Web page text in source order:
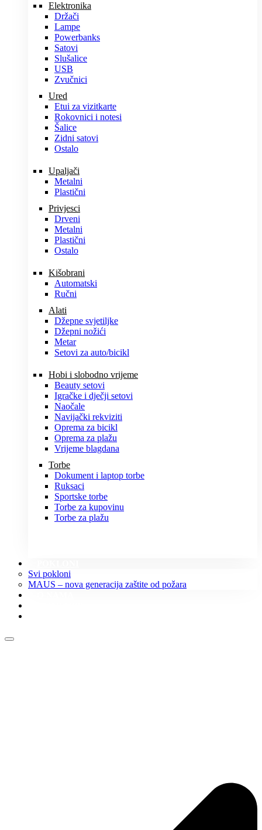
Elektronika
Držači
Lampe
Powerbanks
Satovi
Slušalice
USB
Zvučnici
Ured
Etui za vizitkarte
Rokovnici i notesi
Šalice
Zidni satovi
Ostalo
Upaljači
Metalni
Plastični
Privjesci
Drveni
Metalni
Plastični
Ostalo
Kišobrani
Automatski
Ručni
Alati
Džepne svjetiljke
Džepni nožići
Metar
Setovi za auto/bicikl
Hobi i slobodno vrijeme
Beauty setovi
Igračke i dječji setovi
Naočale
Navijački rekviziti
Oprema za bicikl
Oprema za plažu
Vrijeme blagdana
Torbe
Dokument i laptop torbe
Ruksaci
Sportske torbe
Torbe za kupovinu
Torbe za plažu
Svi pokloni
MAUS – nova generacija zaštite od požara